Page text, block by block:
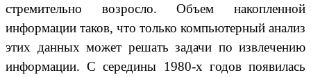
стремительно возросло. Объем накопленной
информации таков, что только компьютерный анализ
этих данных может решать задачи по извлечению
информации. С середины 1980-х годов появилась